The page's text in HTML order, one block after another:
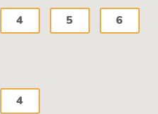
4 5 6
4